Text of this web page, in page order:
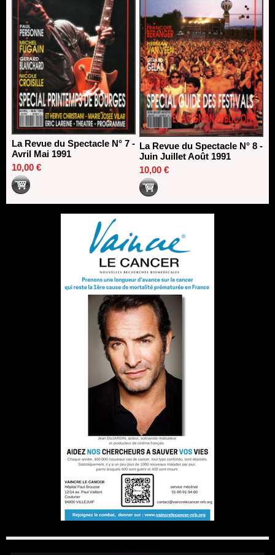
La Revue du Spectacle N° 7 -
Avril Mai 1991
10,00 €
La Revue du Spectacle N° 8 -
Juin Juillet Août 1991
10,00 €